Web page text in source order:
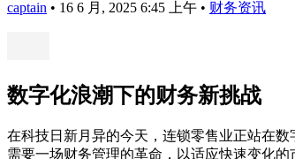
captain • 16 6 月, 2025 6:45 上午 • 财务资讯
数字化浪潮下的财务新挑战
在科技日新月异的今天，连锁零售业正站在
需要一场财务管理的革命，以适应快速变化